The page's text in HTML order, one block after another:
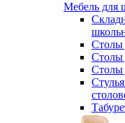
Мебель для
Столы
Столы
Столы